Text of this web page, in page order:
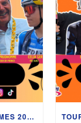
TOUR DE FRANCE FEMMES 2026 : CHRISTIAN PRUDHOMME, CÉLIA GÉRY, SHARI BOSSUYT ET LES COULISSES EN BOURGOGNE